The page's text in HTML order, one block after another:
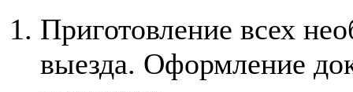
Приготовление всех
выезда. Оформление